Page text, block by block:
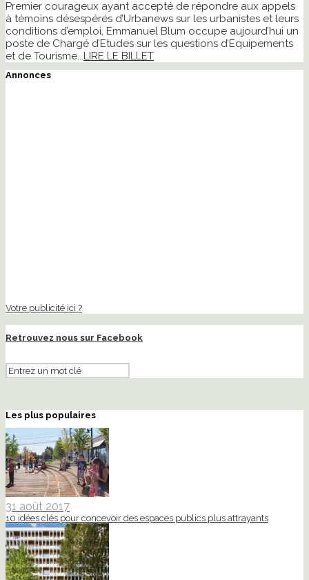
Premier courageux ayant accepté de répondre aux appels
à témoins désespérés d’Urbanews sur les urbanistes et leurs
conditions d’emploi, Emmanuel Blum occupe aujourd’hui un
poste de Chargé d’Etudes sur les questions d’Equipements
et de Tourisme...LIRE LE BILLET
Annonces
Votre publicité ici ?
Retrouvez nous sur Facebook
Les plus populaires
31 août 2017
10 idées clés pour concevoir des espaces publics plus attrayants